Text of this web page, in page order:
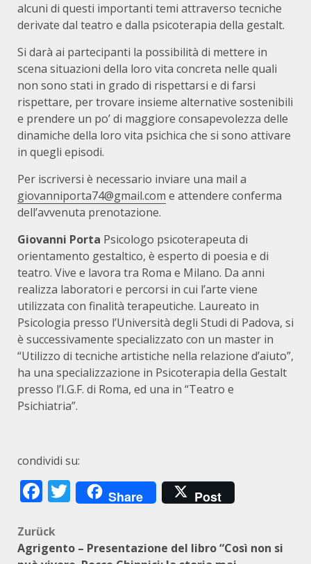
alcuni di questi importanti temi attraverso tecniche
derivate dal teatro e dalla psicoterapia della gestalt.
Si darà ai partecipanti la possibilità di mettere in
scena situazioni della loro vita concreta nelle quali
non sono stati in grado di rispettarsi e di farsi
rispettare, per trovare insieme alternative sostenibili
e prendere un po’ di maggiore consapevolezza delle
dinamiche della loro vita psichica che si sono attivare
in quegli episodi.
Per iscriversi è necessario inviare una mail a
giovanniporta74@gmail.com e attendere conferma
dell’avvenuta prenotazione.
Giovanni Porta Psicologo psicoterapeuta di
orientamento gestaltico, è esperto di poesia e di
teatro. Vive e lavora tra Roma e Milano. Da anni
realizza laboratori e percorsi in cui l’arte viene
utilizzata con finalità terapeutiche. Laureato in
Psicologia presso l’Università degli Studi di Padova, si
è successivamente specializzato con un master in
“Utilizzo di tecniche artistiche nella relazione d’aiuto”,
ha una specializzazione in Psicoterapia della Gestalt
presso l’I.G.F. di Roma, ed una in “Teatro e
Psichiatria”.
condividi su:
Facebook
Twitter
Share Post
Beitragsnavigation
Zurück
Agrigento – Presentazione del libro “Così non si